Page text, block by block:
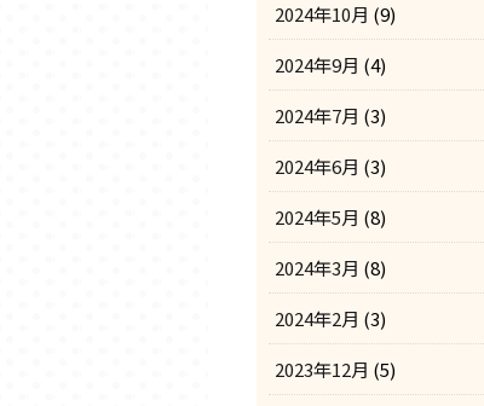
2024年10月 (9)
2024年9月 (4)
2024年7月 (3)
2024年6月 (3)
2024年5月 (8)
2024年3月 (8)
2024年2月 (3)
2023年12月 (5)